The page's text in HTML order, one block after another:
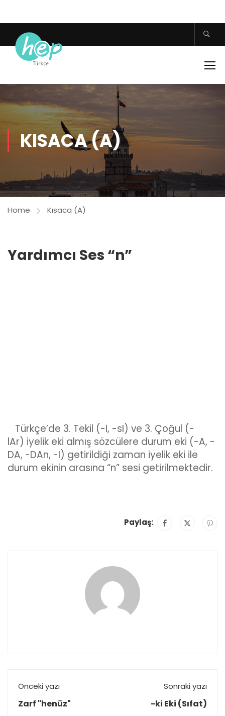
KISACA (A)
Home Kısaca (A)
Yardımcı Ses “n”
Türkçe’de 3. Tekil (-I, -sI) ve 3. Çoğul (-
lAr) iyelik eki almış sözcülere durum eki (-A, -
DA, -DAn, -I) getirildiği zaman iyelik eki ile
durum ekinin arasına “n” sesi getirilmektedir.
Paylaş:
Önceki yazı
Zarf "henüz"
Sonraki yazı
-ki Eki (Sıfat)